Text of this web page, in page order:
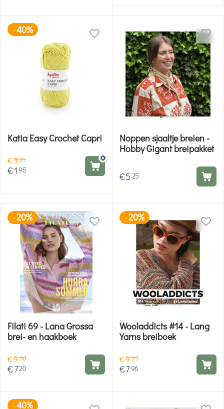
-40%
Katia Easy Crochet Capri
€325
€195
Noppen sjaaltje breien -
Hobby Gigant breipakket
€5 25
-20%
Filati 69 - Lana Grossa
brei- en haakboek
€900
€720
-20%
Wooladdicts #14 - Lang
Yarns breiboek
€995
€796
-40%